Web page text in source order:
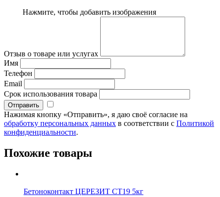
Нажмите, чтобы добавить изображения
Отзыв о товаре или услугах
Имя
Телефон
Email
Срок использования товара
Нажимая кнопку «Отправить», я даю своё согласие на
обработку персональных данных в соответствии с Политикой
конфиденциальности.
Похожие товары
Бетоноконтакт ЦЕРЕЗИТ СТ19 5кг